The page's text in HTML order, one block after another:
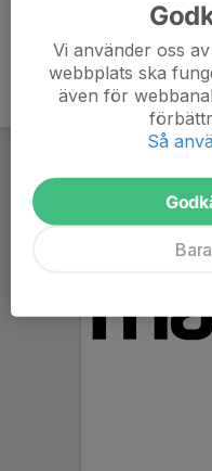
Vi använder oss
webbplats ska
även för
Så